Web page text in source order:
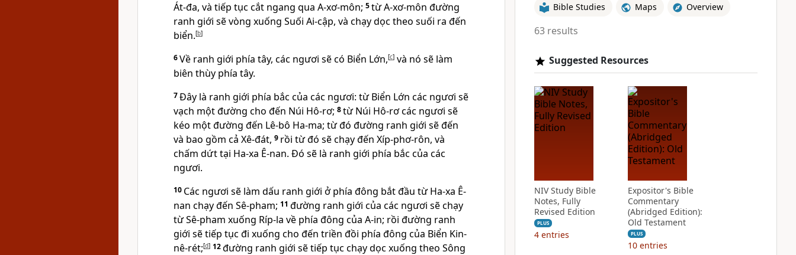
Át-đa, và tiếp tục cắt ngang qua A-xơ-môn; 5từ A-xơ-môn đường
ranh giới sẽ vòng xuống Suối Ai-cập, và chạy dọc theo suối ra đến
biển.[b]
6Về ranh giới phía tây, các ngươi sẽ có Biển Lớn,[c] và nó sẽ làm
biên thùy phía tây.
7Ðây là ranh giới phía bắc của các ngươi: từ Biển Lớn các ngươi sẽ
vạch một đường cho đến Núi Hô-rơ; 8từ Núi Hô-rơ các ngươi sẽ
kéo một đường đến Lê-bô Ha-ma; từ đó đường ranh giới sẽ đến
và bao gồm cả Xê-đát, 9 rồi từ đó sẽ chạy đến Xíp-phơ-rôn, và
chấm dứt tại Ha-xa Ê-nan. Ðó sẽ là ranh giới phía bắc của các
ngươi.
10 Các ngươi sẽ làm dấu ranh giới ở phía đông bắt đầu từ Ha-xa Ê-
nan chạy đến Sê-pham; 11 đường ranh giới của các ngươi sẽ chạy
từ Sê-pham xuống Ríp-la về phía đông của A-in; rồi đường ranh
giới sẽ tiếp tục đi xuống cho đến triền đồi phía đông của Biển Kin-
nê-rét;[d] 12đường ranh giới sẽ tiếp tục chạy dọc xuống theo Sông
Bible Studies Maps Overview
63 results
Suggested Resources
NIV Study Bible
Notes, Fully
Revised Edition
PLUS
4 entries
Expositor's Bible
Commentary
(Abridged Edition):
Old Testament
PLUS
10 entries